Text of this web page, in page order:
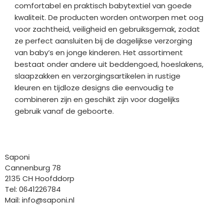
comfortabel en praktisch babytextiel van goede
kwaliteit. De producten worden ontworpen met oog
voor zachtheid, veiligheid en gebruiksgemak, zodat
ze perfect aansluiten bij de dagelijkse verzorging
van baby’s en jonge kinderen. Het assortiment
bestaat onder andere uit beddengoed, hoeslakens,
slaapzakken en verzorgingsartikelen in rustige
kleuren en tijdloze designs die eenvoudig te
combineren zijn en geschikt zijn voor dagelijks
gebruik vanaf de geboorte.
Saponi
Cannenburg 78
2135 CH Hoofddorp
Tel: 0641226784
Mail: info@saponi.nl